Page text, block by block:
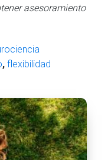
asesoramiento
,flexibilidad